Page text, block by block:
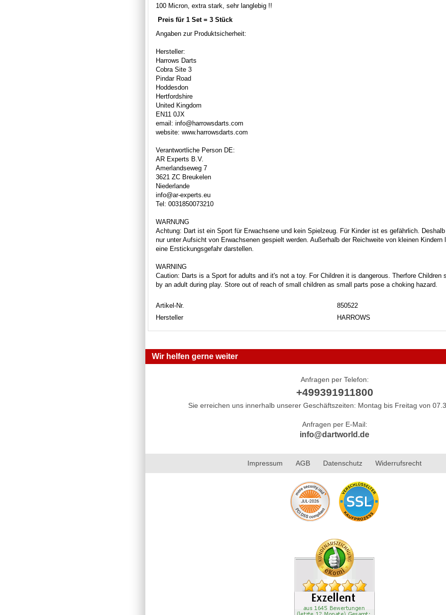
100 Micron, extra stark, sehr langlebig !!
Preis für 1 Set = 3 Stück
Angaben zur Produktsicherheit:
Hersteller:
Harrows Darts
Cobra Site 3
Pindar Road
Hoddesdon
Hertfordshire
United Kingdom
EN11 0JX
email: info@harrowsdarts.com
website: www.harrowsdarts.com
Verantwortliche Person DE:
AR Experts B.V.
Amerlandseweg 7
3621 ZC Breukelen
Niederlande
info@ar-experts.eu
Tel: 0031850073210
WARNUNG
Achtung: Dart ist ein Sport für Erwachsene und kein Spielzeug. Für Kinder ist es gefährlich.
nur unter Aufsicht von Erwachsenen gespielt werden. Außerhalb der Reichweite von kleinen Kindern
eine Erstickungsgefahr darstellen.
WARNING
Caution: Darts is a Sport for adults and it's not a toy. For Children it is dangerous. Therfore Children
by an adult during play. Store out of reach of small children as small parts pose a choking hazard.
Artikel-Nr.
850522
Hersteller
HARROWS
Wir helfen gerne weiter
Anfragen per Telefon:
+499391911800
Sie erreichen uns innerhalb unserer Geschäftszeiten: Montag bis Freitag von
Anfragen per E-Mail:
info@dartworld.de
Impressum AGB Datenschutz Widerrufsrecht